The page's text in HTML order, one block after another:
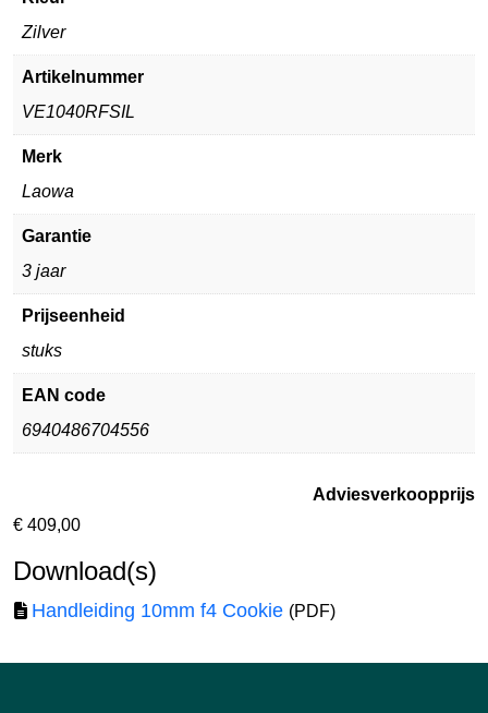
Zilver
Artikelnummer
VE1040RFSIL
Merk
Laowa
Garantie
3 jaar
Prijseenheid
stuks
EAN code
6940486704556
Adviesverkoopprijs
€ 409,00
Download(s)
Handleiding 10mm f4 Cookie (PDF)